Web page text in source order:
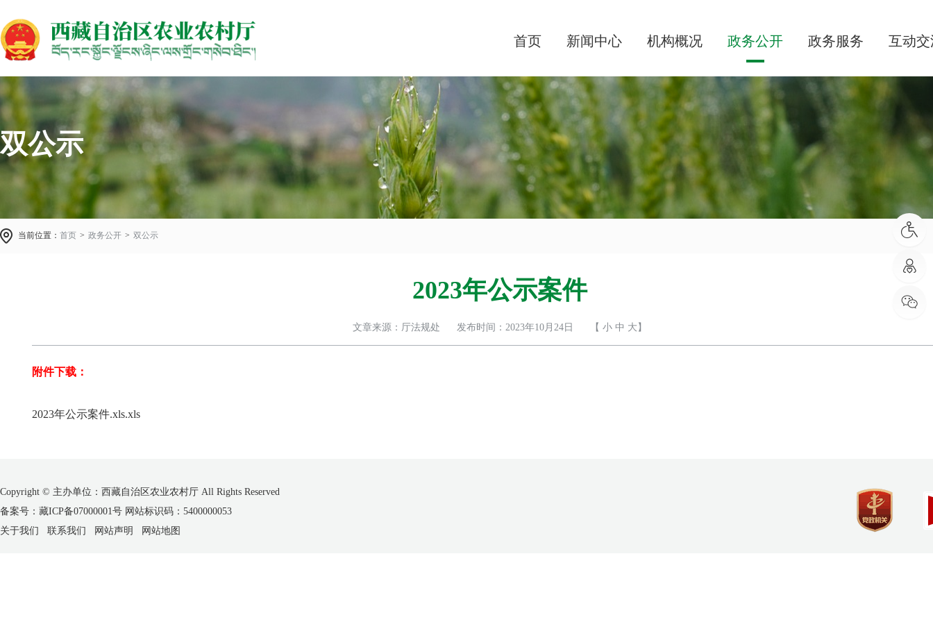
首页 新闻中心 机构概况 政务公开 政务服务 互动交
双公示
当前位置： 首页 > 政务公开 > 双公示
2023年公示案件
文章来源：厅法规处 发布时间：2023年10月24日 【 小 中 大 】
附件下载：
2023年公示案件.xls.xls
Copyright © 主办单位：西藏自治区农业农村厅 All Rights Reserved
备案号：藏ICP备07000001号 网站标识码：5400000053
关于我们
联系我们 网站声明 网站地图